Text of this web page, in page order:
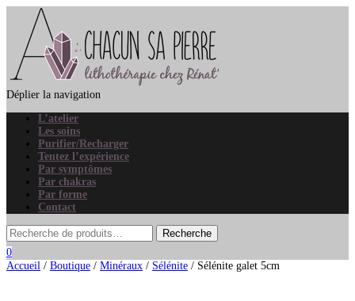
Déplier la navigation
L’atelier
Les soins
Purifier/Recharger
Tentez l’expérience
Par symptômes
Par chakras
Par forme
Contact
0
Accueil / Boutique / Minéraux / Sélénite / Sélénite galet 5cm